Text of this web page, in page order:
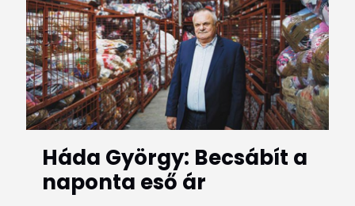
Háda György: Becsábít a
naponta eső ár